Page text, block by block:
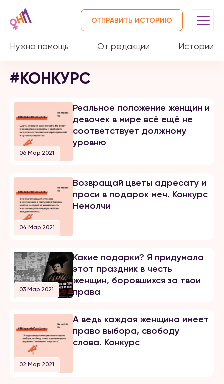
Нужна помощь От редакции Истории
ОТПРАВИТЬ ИСТОРИЮ
#КОНКУРС
06 Мар 2021
Реальное положение женщин и
девочек в мире всё ещё не
соответствует должному
уровню
04 Мар 2021
Возвращай цветы адресату и
проси в подарок меч. Конкурс
Немолчи
03 Мар 2021
Какие подарки? Я придумала
этот праздник в честь
женщин, боровшихся за твои
права
02 Мар 2021
А ведь каждая женщина имеет
право выбора, свободу
слова. Конкурс